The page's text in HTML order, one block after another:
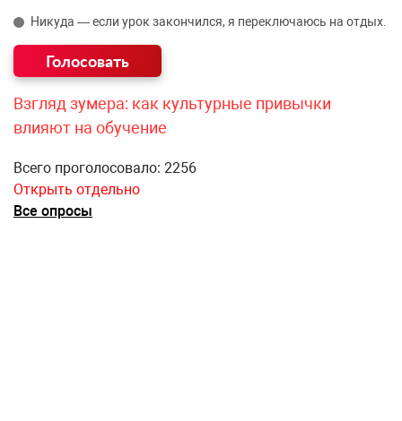
Никуда — если урок закончился, я переключаюсь на отдых.
Взгляд зумера: как культурные привычки
влияют на обучение
Всего проголосовало: 2256
Открыть отдельно
Все опросы